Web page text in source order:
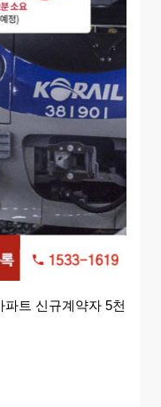
트 신규계약자 5천